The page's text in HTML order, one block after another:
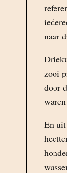
naar
zooi
door
En